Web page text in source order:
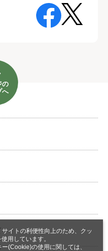
イトの利便性向上のため、クッ
用しています。
(Cookie)の使用に関しては、
の
へ